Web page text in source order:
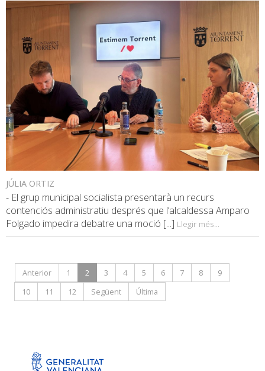
JÚLIA ORTIZ
- El grup municipal socialista presentarà un recurs
contenciós administratiu després que l’alcaldessa Amparo
Folgado impedira debatre una moció [...] Llegir més...
Anterior 1 2 3 4 5 6 7 8
9
10
11 12 Següent Última